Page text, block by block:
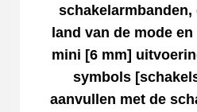
land van de mode
mini [6 mm]
symbols
aanvullen met de